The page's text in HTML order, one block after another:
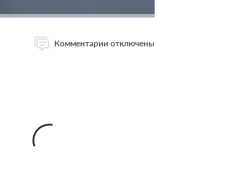
Комментарии отключены